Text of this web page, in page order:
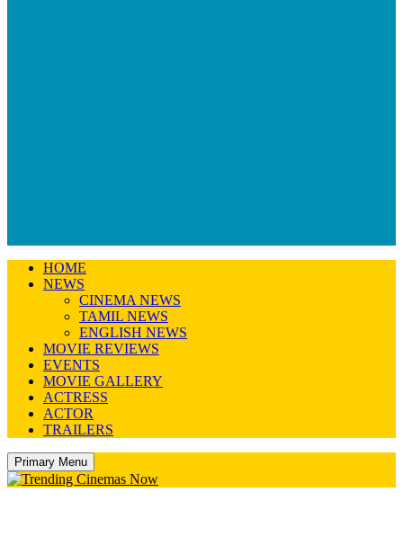
HOME
NEWS
CINEMA NEWS
TAMIL NEWS
ENGLISH NEWS
MOVIE REVIEWS
EVENTS
MOVIE GALLERY
ACTRESS
ACTOR
TRAILERS
Primary Menu